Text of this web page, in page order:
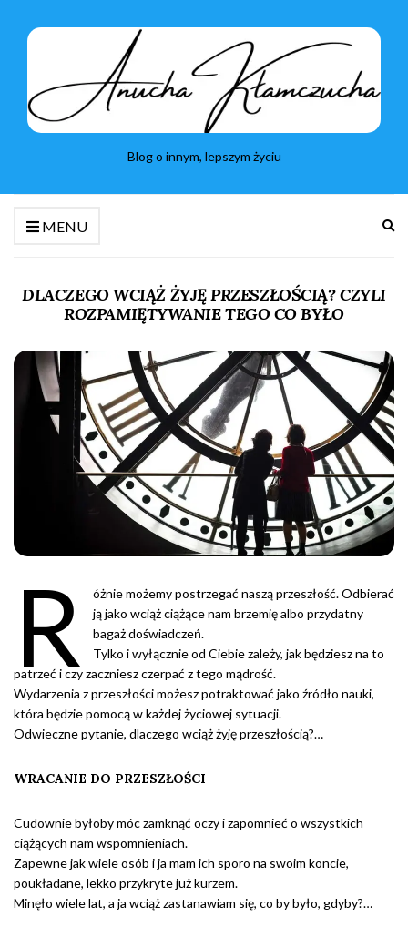
Blog o innym, lepszym życiu
MENU
DLACZEGO WCIĄŻ ŻYJĘ PRZESZŁOŚCIĄ? CZYLI
ROZPAMIĘTYWANIE TEGO CO BYŁO
R
óżnie możemy postrzegać naszą przeszłość. Odbierać
ją jako wciąż ciążące nam brzemię albo przydatny
bagaż doświadczeń.
Tylko i wyłącznie od Ciebie zależy, jak będziesz na to
patrzeć i czy zaczniesz czerpać z tego mądrość.
Wydarzenia z przeszłości możesz potraktować jako źródło nauki,
która będzie pomocą w każdej życiowej sytuacji.
Odwieczne pytanie, dlaczego wciąż żyję przeszłością?…
WRACANIE DO PRZESZŁOŚCI
Cudownie byłoby móc zamknąć oczy i zapomnieć o wszystkich
ciążących nam wspomnieniach.
Zapewne jak wiele osób i ja mam ich sporo na swoim koncie,
poukładane, lekko przykryte już kurzem.
Minęło wiele lat, a ja wciąż zastanawiam się, co by było, gdyby?…